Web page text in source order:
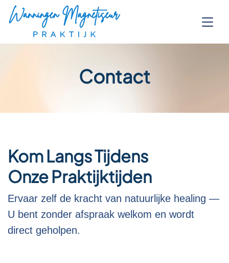
Contact
Kom Langs Tijdens
Onze Praktijktijden
Ervaar zelf de kracht van natuurlijke healing —
U bent zonder afspraak welkom en wordt
direct geholpen.